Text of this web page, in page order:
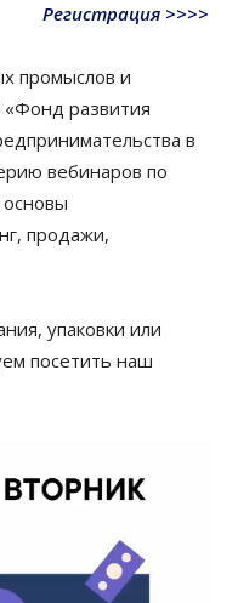
Регистрация >>>>
промыслов и
развития
в
вебинаров по
продажи,
упаковки или
посетить наш